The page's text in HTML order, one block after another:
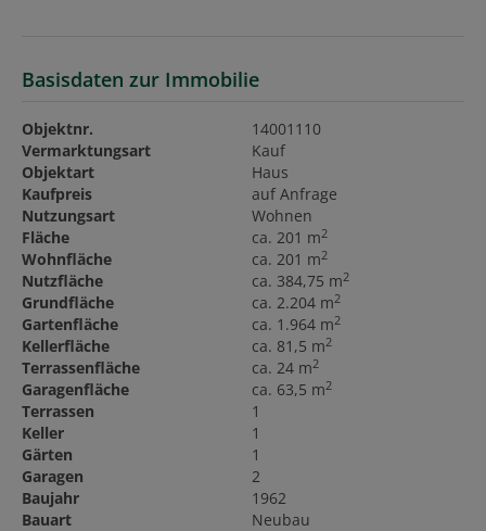
Basisdaten zur Immobilie
Objektnr.
14001110
Vermarktungsart
Kauf
Objektart
Haus
Kaufpreis
auf Anfrage
Nutzungsart
Wohnen
Fläche
ca. 201 m2
Wohnfläche ca. 201 m2
Nutzfläche ca. 384,75 m2
Grundfläche ca. 2.204 m2
Gartenfläche ca. 1.964 m2
Kellerfläche ca. 81,5 m2
Terrassenfläche ca. 24 m2
Garagenfläche ca. 63,5 m2
Terrassen
1
Keller
1
Gärten
1
Garagen
2
Baujahr
1962
Bauart
Neubau